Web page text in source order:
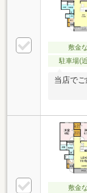
敷金
駐車場(
当店で
敷金